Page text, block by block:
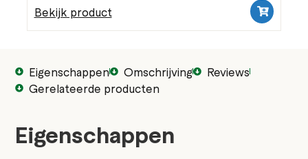
Bekijk product
Eigenschappen Omschrijving
Reviews
Gerelateerde producten
Eigenschappen